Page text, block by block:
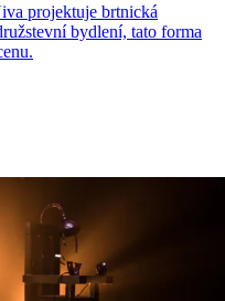
projektuje brtnická
bydlení, tato forma